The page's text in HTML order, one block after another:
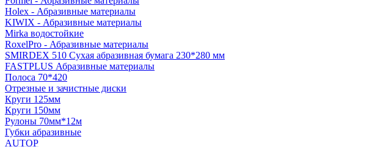
Holex - Абразивные материалы
KIWIX - Абразивные материалы
Mirka водостойкие
RoxelPro - Абразивные материалы
SMIRDEX 510 Сухая абразивная бумага 230*280 мм
FASTPLUS Абразивные материалы
Полоса 70*420
Отрезные и зачистные диски
Круги 125мм
Круги 150мм
Рулоны 70мм*12м
Губки абразивные
AUTOP